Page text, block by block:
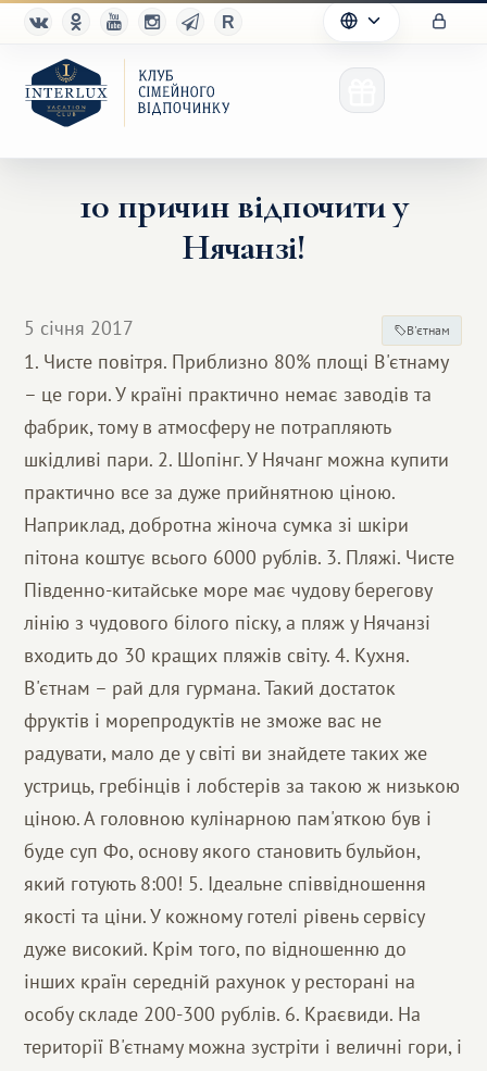
Партнерам
Благотворительность
10 причин відпочити у
Нячанзі!
5 січня 2017 В'єтнам
1. Чисте повітря. Приблизно 80% площі В'єтнаму
– це гори. У країні практично немає заводів та
фабрик, тому в атмосферу не потрапляють
шкідливі пари. 2. Шопінг. У Нячанг можна купити
практично все за дуже прийнятною ціною.
Наприклад, добротна жіноча сумка зі шкіри
пітона коштує всього 6000 рублів. 3. Пляжі. Чисте
Південно-китайське море має чудову берегову
лінію з чудового білого піску, а пляж у Нячанзі
входить до 30 кращих пляжів світу. 4. Кухня.
В'єтнам – рай для гурмана. Такий достаток
фруктів і морепродуктів не зможе вас не
радувати, мало де у світі ви знайдете таких же
устриць, гребінців і лобстерів за такою ж низькою
ціною. А головною кулінарною пам'яткою був і
буде суп Фо, основу якого становить бульйон,
який готують 8:00! 5. Ідеальне співвідношення
якості та ціни. У кожному готелі рівень сервісу
дуже високий. Крім того, по відношенню до
інших країн середній рахунок у ресторані на
особу складе 200-300 рублів. 6. Краєвиди. На
території В'єтнаму можна зустріти і величні гори, і